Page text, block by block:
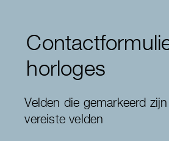
horloges
Velden die gemarkeerd
vereiste velden